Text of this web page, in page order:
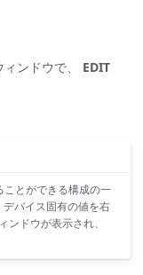
ンドウで、 EDIT
とができる構成の一
バイス固有の値を右
ンドウが表示され、